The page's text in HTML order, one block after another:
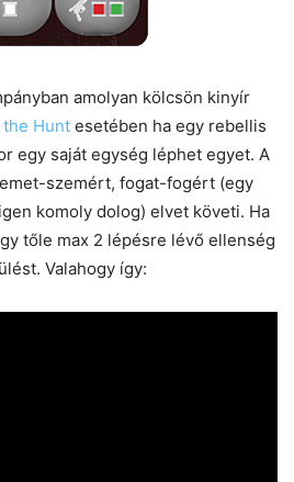
amolyan kölcsön kinyír
the Hunt esetében ha egy rebellis
egy saját egység léphet egyet. A
szemért, fogat-fogért (egy
komoly dolog) elvet követi. Ha
tőle max 2 lépésre lévő ellenség
Valahogy így: